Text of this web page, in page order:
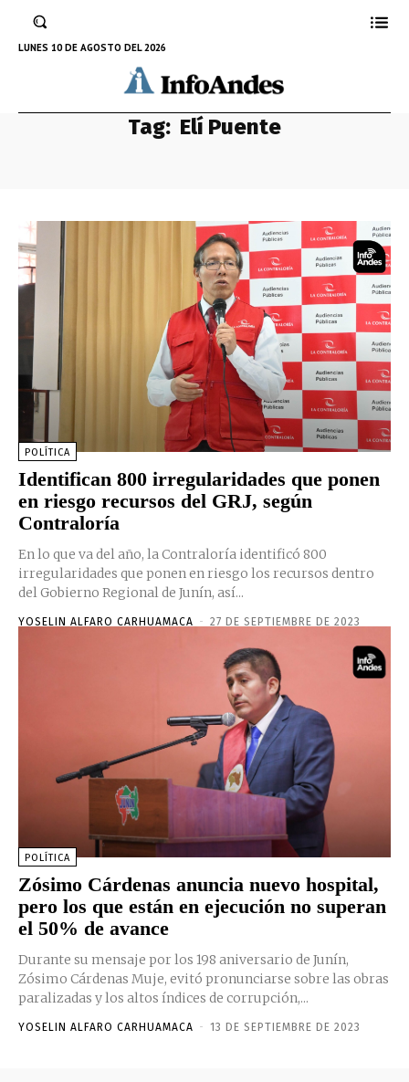
LUNES 10 DE AGOSTO DEL 2026
Tag: Elí Puente
POLÍTICA
Identifican 800 irregularidades que ponen
en riesgo recursos del GRJ, según
Contraloría
En lo que va del año, la Contraloría identificó 800
irregularidades que ponen en riesgo los recursos dentro
del Gobierno Regional de Junín, así...
YOSELIN ALFARO CARHUAMACA - 27 DE SEPTIEMBRE DE 2023
POLÍTICA
Zósimo Cárdenas anuncia nuevo hospital,
pero los que están en ejecución no superan
el 50% de avance
Durante su mensaje por los 198 aniversario de Junín,
Zósimo Cárdenas Muje, evitó pronunciarse sobre las obras
paralizadas y los altos índices de corrupción,...
YOSELIN ALFARO CARHUAMACA - 13 DE SEPTIEMBRE DE 2023